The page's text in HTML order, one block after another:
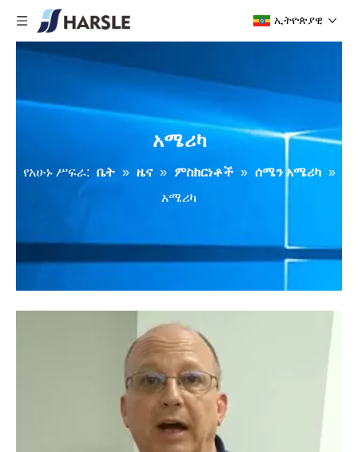
ኢትዮጵያዊ
አሜሪካ
የአሁኑ ሥፍራ: ቤት » ዜና » ምስክርነቶች » ሰሜን አሜሪካ »
አሜሪካ